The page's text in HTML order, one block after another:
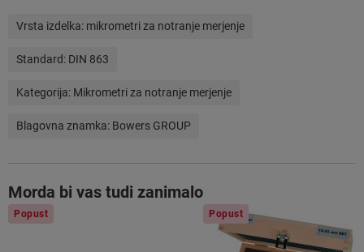
Vrsta izdelka: mikrometri za notranje merjenje
Standard: DIN 863
Kategorija: Mikrometri za notranje merjenje
Blagovna znamka: Bowers GROUP
Morda bi vas tudi zanimalo
Popust Popust